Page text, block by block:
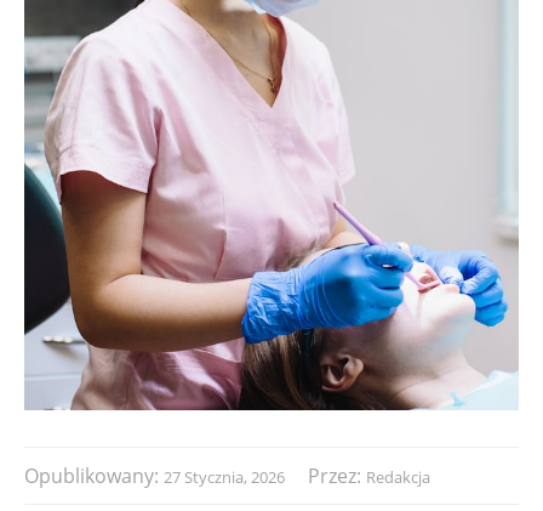
Opublikowany: 27 Stycznia, 2026 Przez: Redakcja